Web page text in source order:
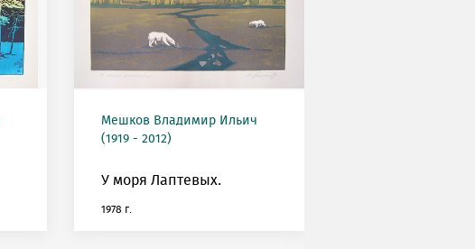
Мешков Владимир Ильич
(1919 - 2012)
У моря Лаптевых.
1978 г.